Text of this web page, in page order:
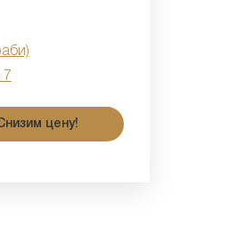
7
цену!